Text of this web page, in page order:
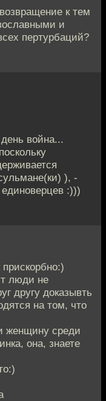
к тем
и
пертурбаций?
война...
), -
:)))
люди не
другу доказывть
на том, что
женщину среди
она, знаете